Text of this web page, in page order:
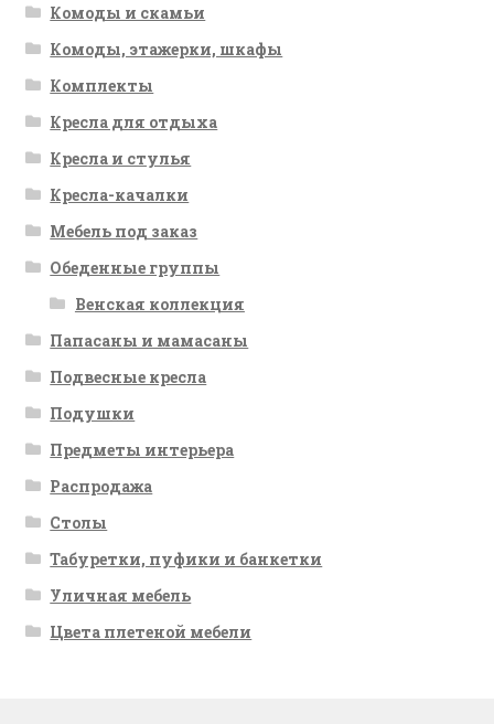
Комоды и скамьи
Комоды, этажерки, шкафы
Комплекты
Кресла для отдыха
Кресла и стулья
Кресла-качалки
Мебель под заказ
Обеденные группы
Венская коллекция
Папасаны и мамасаны
Подвесные кресла
Подушки
Предметы интерьера
Распродажа
Столы
Табуретки, пуфики и банкетки
Уличная мебель
Цвета плетеной мебели